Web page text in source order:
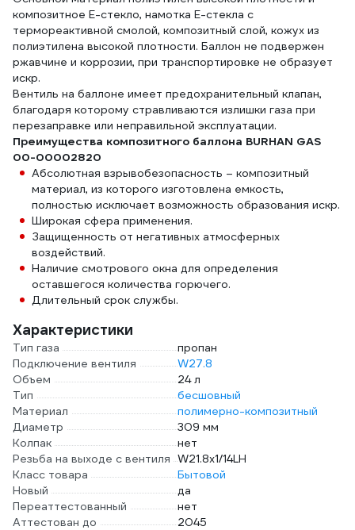
композитное Е-стекло, намотка Е-стекла с
термореактивной смолой, композитный слой, кожух из
полиэтилена высокой плотности. Баллон не подвержен
ржавчине и коррозии, при транспортировке не образует
искр.
Вентиль на баллоне имеет предохранительный клапан,
благодаря которому стравливаются излишки газа при
перезаправке или неправильной эксплуатации.
Преимущества композитного баллона BURHAN GAS
00-00002820
Абсолютная взрывобезопасность – композитный
материал, из которого изготовлена емкость,
полностью исключает возможность образования искр.
Широкая сфера применения.
Защищенность от негативных атмосферных
воздействий.
Наличие смотрового окна для определения
оставшегося количества горючего.
Длительный срок службы.
Характеристики
Тип газа
пропан
Подключение вентиля
W27.8
Объем
24 л
Тип
бесшовный
Материал
полимерно-композитный
Диаметр
309 мм
Колпак
нет
Резьба на выходе с вентиля W21.8х1/14LH
Класс товара
Бытовой
Новый
да
Переаттестованный
нет
Аттестован до
2045